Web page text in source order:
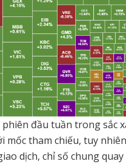
đầu tuần trong sắc
mốc tham chiếu, tuy
dịch, chỉ số chung